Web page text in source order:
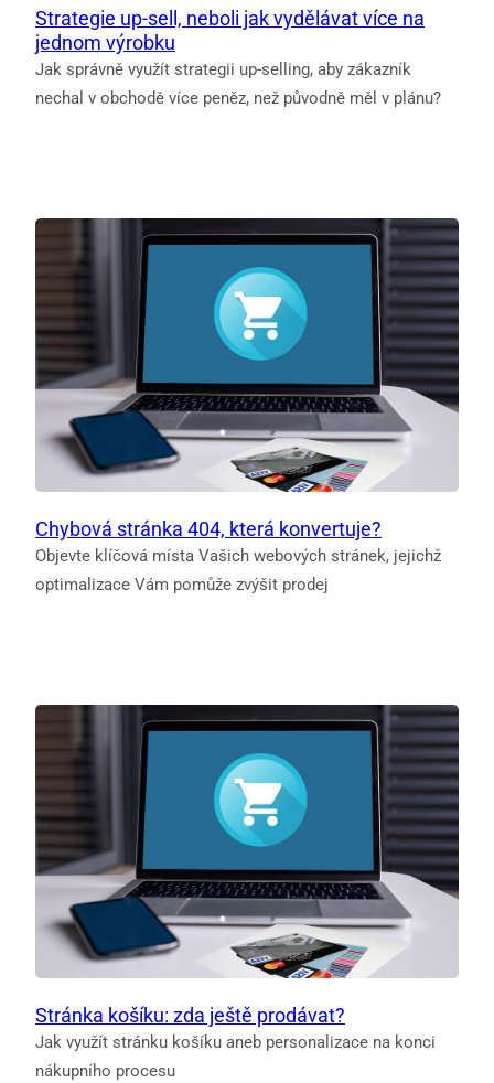
Strategie up-sell, neboli jak vydělávat více na
jednom výrobku
Jak správně využít strategii up-selling, aby zákazník
nechal v obchodě více peněz, než původně měl v plánu?
Chybová stránka 404, která konvertuje?
Objevte klíčová místa Vašich webových stránek, jejichž
optimalizace Vám pomůže zvýšit prodej
Stránka košíku: zda ještě prodávat?
Jak využít stránku košíku aneb personalizace na konci
nákupního procesu